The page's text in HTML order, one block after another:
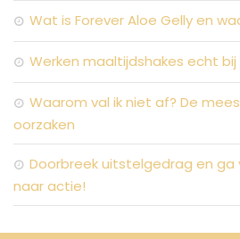
Wat is Forever Aloe Gelly en
Werken maaltijdshakes echt bij
Waarom val ik niet af? De
oorzaken
Doorbreek uitstelgedrag en ga
naar actie!